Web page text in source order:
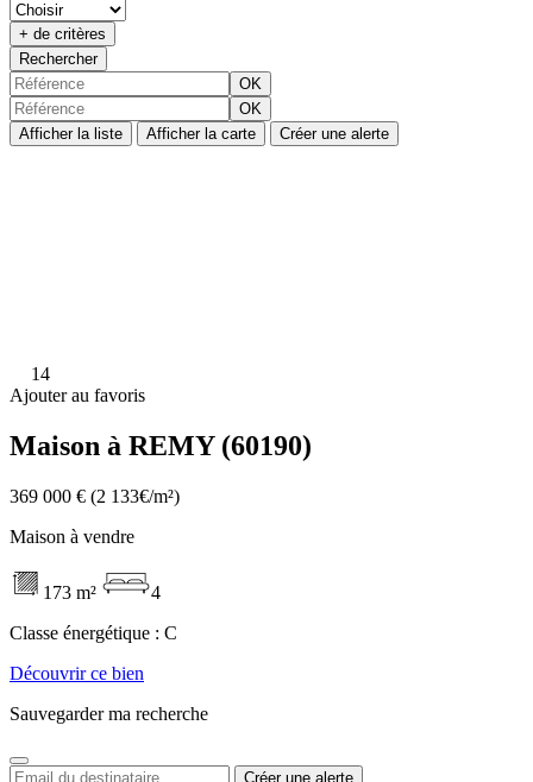
+ de critères
Rechercher
OK
OK
Afficher la liste
Afficher la carte Créer une alerte
14
Ajouter au favoris
Maison à REMY (60190)
369 000 € (2 133€/m²)
Maison à vendre
173 m²
4
Classe énergétique : C
Découvrir ce bien
Sauvegarder ma recherche